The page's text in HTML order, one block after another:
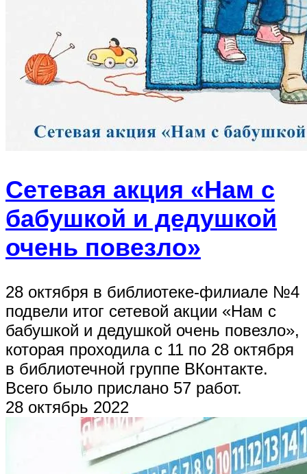
Сетевая акция «Нам с
бабушкой и дедушкой
очень повезло»
28 октября в библиотеке-филиале №4
подвели итог сетевой акции «Нам с
бабушкой и дедушкой очень повезло»,
которая проходила с 11 по 28 октября
в библиотечной группе ВКонтакте.
Всего было прислано 57 работ.
28 октябрь 2022